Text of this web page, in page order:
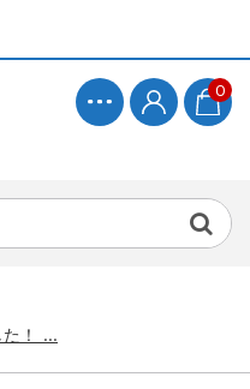
0
た！ ...